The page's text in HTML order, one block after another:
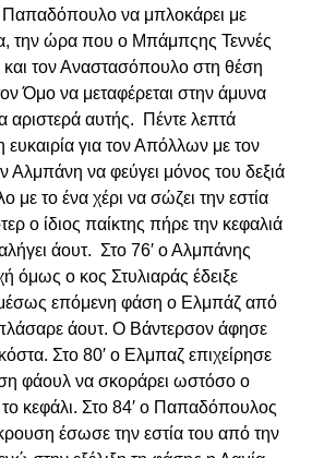
Παπαδόπουλο να μπλοκάρει με
την ώρα που ο Μπάμπςης Τεννές
και τον Αναστασόπουλο στη θέση
Όμο να μεταφέρεται στην άμυνα
αριστερά αυτής. Πέντε λεπτά
ευκαιρία για τον Απόλλων με τον
Αλμπάνη να φεύγει μόνος του δεξιά
με το ένα χέρι να σώζει την εστία
ο ίδιος παίκτης πήρε την κεφαλιά
άουτ. Στο 76′ ο Αλμπάνης
όμως ο κος Στυλιαράς έδειξε
επόμενη φάση ο Ελμπάζ από
άουτ. Ο Βάντερσον άφησε
Στο 80′ ο Ελμπαζ επιχείρησε
φάουλ να σκοράρει ωστόσο ο
κεφάλι. Στο 84′ ο Παπαδόπουλος
έσωσε την εστία του από την